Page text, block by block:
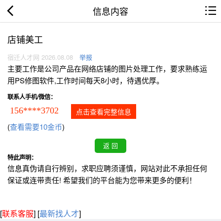
信息内容
店铺美工
宿迁人才网 2026.08.08 举报
主要工作是公司产品在网络店铺的图片处理工作，要求熟练运
用PS修图软件,工作时间每天8小时，待遇优厚。
联系人手机/微信：
156****3702 点击查看完整信息
(查看需要10金币)
特此声明：
信息真伪请自行辨别，求职应聘须谨慎，网站对此不承担任何
保证或连带责任! 希望我们的平台能为您带来更多的便利！
[联系客服] [最新找人才]